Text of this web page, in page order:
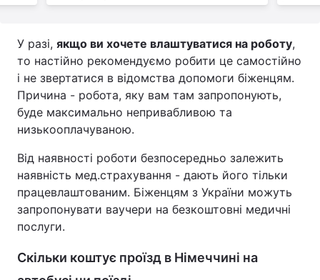
У разі, якщо ви хочете влаштуватися на роботу,
то настійно рекомендуємо робити це самостійно
і не звертатися в відомства допомоги біженцям.
Причина - робота, яку вам там запропонують,
буде максимально непривабливою та
низькооплачуваною.
Від наявності роботи безпосередньо залежить
наявність мед.страхування - дають його тільки
працевлаштованим. Біженцям з України можуть
запропонувати ваучери на безкоштовні медичні
послуги.
Скільки коштує проїзд в Німеччині на